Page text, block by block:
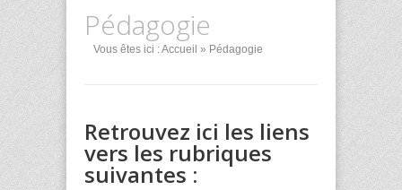
Pédagogie
Vous êtes ici :Accueil » Pédagogie
Retrouvez ici les liens
vers les rubriques
suivantes :